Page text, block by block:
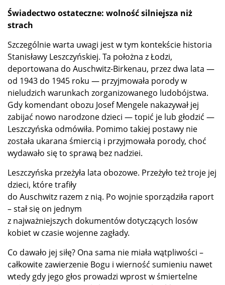
Świadectwo ostateczne: wolność silniejsza niż
strach
Szczególnie warta uwagi jest w tym kontekście historia
Stanisławy Leszczyńskiej. Ta położna z Łodzi,
deportowana do Auschwitz-Birkenau, przez dwa lata —
od 1943 do 1945 roku — przyjmowała porody w
nieludzich warunkach zorganizowanego ludobójstwa.
Gdy komendant obozu Josef Mengele nakazywał jej
zabijać nowo narodzone dzieci — topić je lub głodzić —
Leszczyńska odmówiła. Pomimo takiej postawy nie
została ukarana śmiercią i przyjmowała porody, choć
wydawało się to sprawą bez nadziei.
Leszczyńska przeżyła lata obozowe. Przeżyło też troje jej
dzieci, które trafiły
do Auschwitz razem z nią. Po wojnie sporządziła raport
– stał się on jednym
z najważniejszych dokumentów dotyczących losów
kobiet w czasie wojenne zagłady.
Co dawało jej siłę? Ona sama nie miała wątpliwości –
całkowite zawierzenie Bogu i wierność sumieniu nawet
wtedy gdy jego głos prowadzi wprost w śmiertelne